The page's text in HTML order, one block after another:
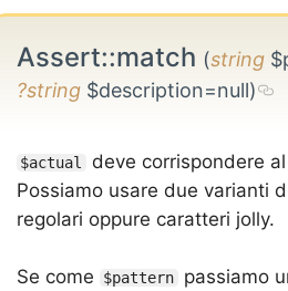
Assert::match (string
?string $description=null)
$actual deve corrispondere
Possiamo usare due varianti
regolari oppure caratteri jolly.
Se come $pattern
passiamo